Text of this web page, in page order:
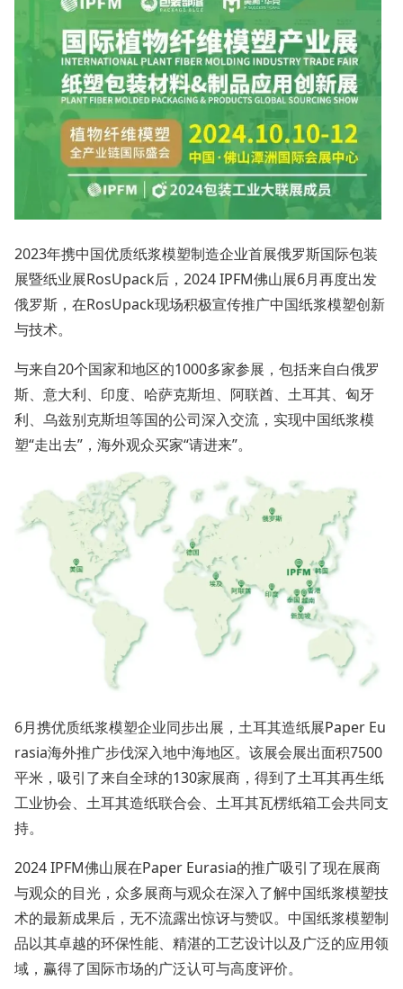
2023年携中国优质纸浆模塑制造企业首展俄罗斯国际包装
展暨纸业展RosUpack后，2024 IPFM佛山展6月再度出发
俄罗斯，在RosUpack现场积极宣传推广中国纸浆模塑创新
与技术。
与来自20个国家和地区的1000多家参展，包括来自白俄罗
斯、意大利、印度、哈萨克斯坦、阿联酋、土耳其、匈牙
利、乌兹别克斯坦等国的公司深入交流，实现中国纸浆模
塑“走出去”，海外观众买家“请进来”。
6月携优质纸浆模塑企业同步出展，土耳其造纸展Paper Eu
rasia海外推广步伐深入地中海地区。该展会展出面积7500
平米，吸引了来自全球的130家展商，得到了土耳其再生纸
工业协会、土耳其造纸联合会、土耳其瓦楞纸箱工会共同支
持。
2024 IPFM佛山展在Paper Eurasia的推广吸引了现在展商
与观众的目光，众多展商与观众在深入了解中国纸浆模塑技
术的最新成果后，无不流露出惊讶与赞叹。中国纸浆模塑制
品以其卓越的环保性能、精湛的工艺设计以及广泛的应用领
域，赢得了国际市场的广泛认可与高度评价。